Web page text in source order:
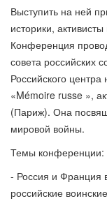
Выступить на ней
историки,
Конференция
совета российских
Российского
«Mémoire russe »,
(Париж). Она
мировой войны.
Темы конференции:
- Россия и Франция
российские